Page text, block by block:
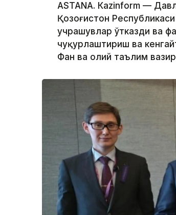
ASTANA. Кazinform —
Қозоғистон
учрашувлар ўтказди ва
чуқурлаштириш ва
Фан ва олий таълим